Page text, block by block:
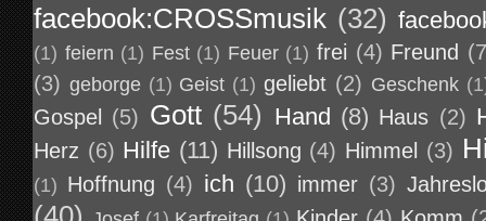
facebook:CROSSmusik (32)
(1) feiern (1) Fest (1) Feuer (1) frei (4) Freund
(3) geborge (1) Geist (1) geliebt (2) Geschenk
Gospel (5) Gott (54) Hand (8) Haus (2)
Herz (6) Hilfe (11) Hillsong (4) Himmel (3)
(1) Hoffnung (4) ich (10) immer (3)